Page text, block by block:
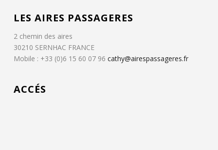
LES AIRES PASSAGERES
2 chemin des aires
30210 SERNHAC FRANCE
Mobile : +33 (0)6 15 60 07 96cathy@airespassageres.fr
ACCÉS